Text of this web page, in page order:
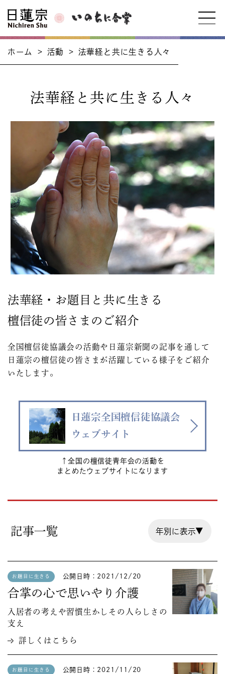
ホーム > 活動 > 法華経と共に生きる人々
法華経と共に生きる人々
法華経・お題目と共に生きる
檀信徒の皆さまのご紹介
全国檀信徒協議会の活動や日蓮宗新聞の記事を通して
日蓮宗の檀信徒の皆さまが活躍している様子を ご紹介
いたします。
日蓮宗全国檀信徒協議会
ウェブサイト
↑全国の檀信徒青年会の活動を
まとめたウェブサイトになります
記事一覧
お題目に生きる 公開日時：2021/12/20
合掌の心で思いやり介護
入居者の考えや習慣生かしその人らしさの
支え
詳しくはこちら
お題目に生きる 公開日時：2021/11/20